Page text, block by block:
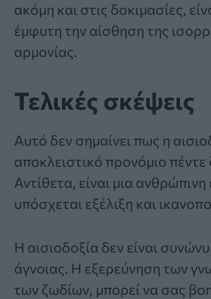
ακόμη και στις δοκιμασίες,
έμφυτη την αίσθηση της
αρμονίας.
Τελικές σκέψεις
Αυτό δεν σημαίνει πως η
αποκλειστικό προνόμιο
Αντίθετα, είναι μια ανθρώπινη
υπόσχεται εξέλιξη και
Η αισιοδοξία δεν είναι
άγνοιας. Η εξερεύνηση των
των ζωδίων, μπορεί να σας